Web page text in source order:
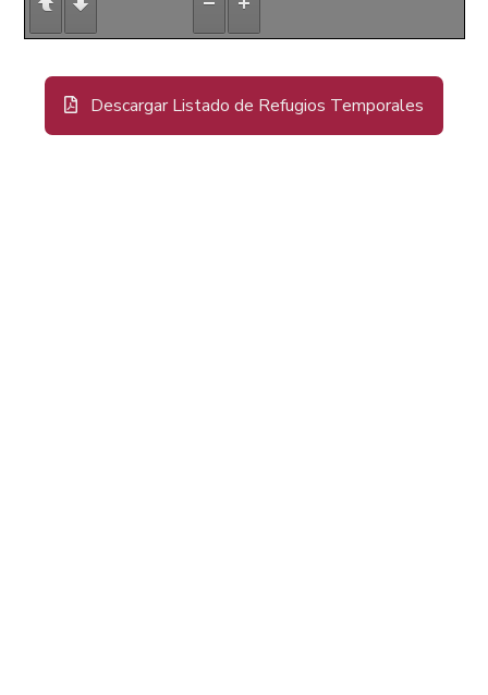
Descargar Listado de Refugios Temporales